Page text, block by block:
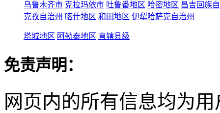
乌鲁木齐市 克拉玛依市 吐鲁番地区 哈密地区 昌吉回族
克孜自治州 喀什地区 和田地区 伊犁哈萨克自治州
塔城地区 阿勒泰地区 直辖县级
免责声明：
网页内的所有信息均为